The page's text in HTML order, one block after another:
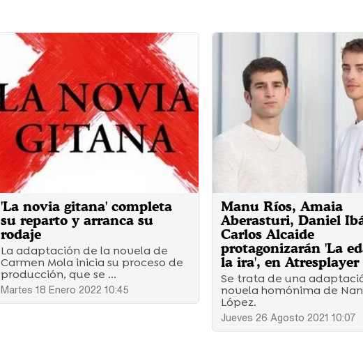
'La novia gitana' completa
su reparto y arranca su
rodaje
La adaptación de la novela de
Carmen Mola inicia su proceso de
producción, que se ...
Martes 18 Enero 2022 10:45
Manu Ríos, Amaia
Aberasturi, Daniel
Carlos Alcaide
protagonizarán 'La
la ira', en Atresplayer
Se trata de una
novela homónima de
López.
Jueves 26 Agosto 2021 10:07